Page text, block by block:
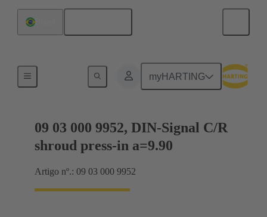
myHARTING
Conexão da placa-mãe para placa-filha
09 03 000 9952, DIN-Signal C/R
shroud press-in a=9.90
Artigo nº.: 09 03 000 9952